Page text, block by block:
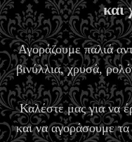
και
Αγοράζουμε παλιά
βινύλλια, χρυσά,
Καλέστε μας για να
και να αγοράσουμε τα